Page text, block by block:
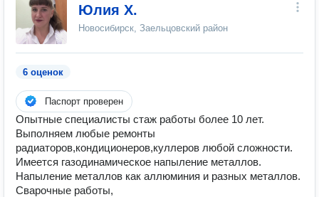
Юлия Х.
Новосибирск, Заельцовский район
6 оценок
Паспорт проверен
Опытные специалисты стаж работы более 10 лет.
Выполняем любые ремонты
радиаторов,кондиционеров,куллеров любой сложности.
Имеется газодинамическое напыление металлов.
Напыление металлов как аллюминия и разных металлов.
Сварочные работы,